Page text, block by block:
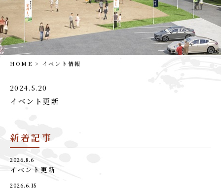
HOME イベント情報
2024.5.20
イベント更新
新着記事
2026.8.6
イベント更新
2026.6.15